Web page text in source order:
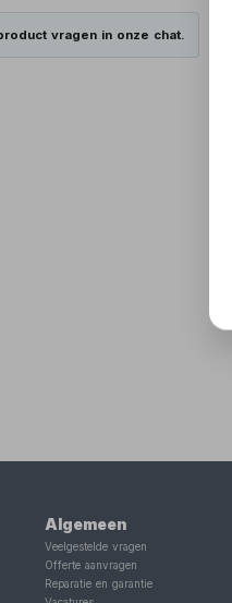
vragen in onze chat.
Algemeen
Veelgestelde vragen
Offerte aanvragen
Reparatie en garantie